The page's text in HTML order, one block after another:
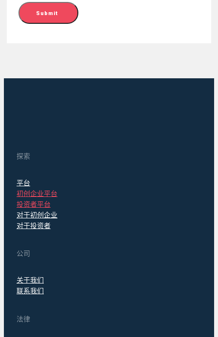
Submit
探索
平台
初创企业平台
投资者平台
对于初创企业
对于投资者
公司
关于我们
联系我们
法律